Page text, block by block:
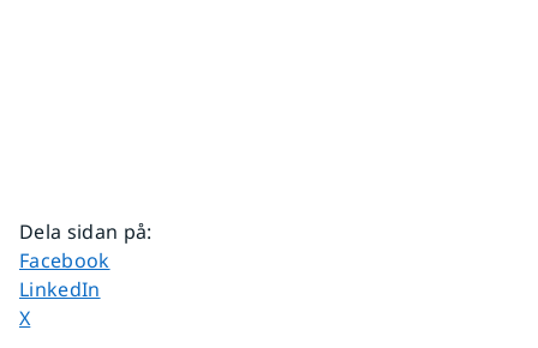
Dela sidan på:
Dela sidan på
Facebook
Dela sidan på
LinkedIn
Dela sidan på
X